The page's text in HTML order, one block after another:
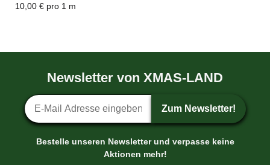
10,00 € pro 1 m
Newsletter von XMAS-LAND
Newsletter-Anmeldung
Zum Newsletter!
Bestelle unseren Newsletter und verpasse keine
Aktionen mehr!